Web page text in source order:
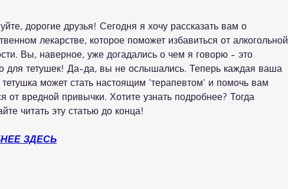
дорогие друзья! Сегодня я хочу рассказать вам о
лекарстве, которое поможет избавиться от алкогольной
Вы, наверное, уже догадались о чем я говорю - это
для тетушек! Да-да, вы не ослышались. Теперь каждая ваша
может стать настоящим 'терапевтом' и помочь вам
от вредной привычки. Хотите узнать подробнее? Тогда
читать эту статью до конца!
ЗДЕСЬ